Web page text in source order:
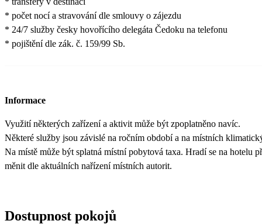
* počet nocí a stravování dle smlouvy o zájezdu
* 24/7 služby česky hovořícího delegáta Čedoku na telefonu
* pojištění dle zák. č. 159/99 Sb.
Informace
Využití některých zařízení a aktivit může být zpoplatněno navíc.
Některé služby jsou závislé na ročním období a na místních
Na místě může být splatná místní pobytová taxa. Hradí se na hotelu
měnit dle aktuálních nařízení místních autorit.
Dostupnost pokojů